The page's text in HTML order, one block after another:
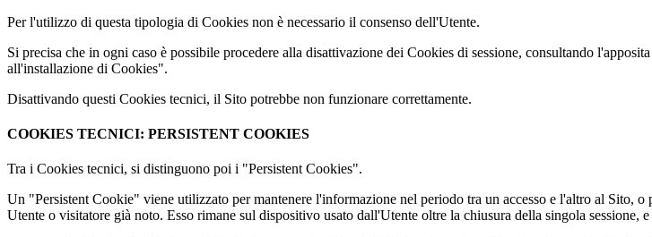
Per l'utilizzo di questa tipologia di Cookies non è necessario il consenso dell'Utente.
Si precisa che in ogni caso è possibile procedere alla disattivazione dei Cookies di sessione, consultando
all'installazione di Cookies".
Disattivando questi Cookies tecnici, il Sito potrebbe non funzionare correttamente.
COOKIES TECNICI: PERSISTENT COOKIES
Tra i Cookies tecnici, si distinguono poi i "Persistent Cookies".
Un "Persistent Cookie" viene utilizzato per mantenere l'informazione nel periodo tra un accesso e l'altro al Sito,
Utente o visitatore già noto. Esso rimane sul dispositivo usato dall'Utente oltre la chiusura della singola sessione,